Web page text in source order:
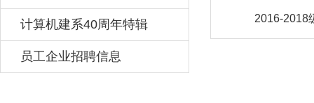
计算机建系40周年特辑
员工企业招聘信息
2016-2018